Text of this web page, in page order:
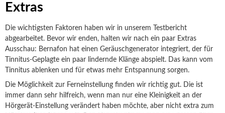
Extras
Die wichtigsten Faktoren haben wir in unserem Testbericht
abgearbeitet. Bevor wir enden, halten wir nach ein paar Extras
Ausschau: Bernafon hat einen Geräuschgenerator integriert, der für
Tinnitus-Geplagte ein paar lindernde Klänge abspielt. Das kann vom
Tinnitus ablenken und für etwas mehr Entspannung sorgen.
Die Möglichkeit zur Ferneinstellung finden wir richtig gut. Die ist
immer dann sehr hilfreich, wenn man nur eine Kleinigkeit an der
Hörgerät-Einstellung verändert haben möchte, aber nicht extra zum